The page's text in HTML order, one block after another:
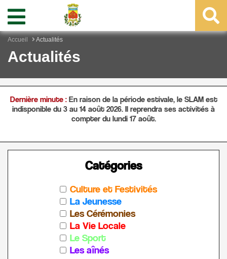
Accueil Actualités
Actualités
Dernière minute :En raison de la période estivale, le SLAM est
indisponible du 3 au 14 août 2026. Il reprendra ses activités à
compter du lundi 17 août.
Catégories
Culture et Festivités
La Jeunesse
Les Cérémonies
La Vie Locale
Le Sport
Les aînés